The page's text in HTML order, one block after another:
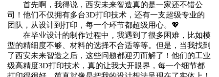
首先啊，我得说，西安未来智造真的是一家还不错公
司！他们不仅拥有多台3D打印技术，还有一支超级专业的
团队，从设计到打印，每一个环节都超级用心。💖
在毕业设计的制作过程中，我遇到了很多困难，比如模
型的精细度不够、材料的选择不合适等等。但是，当我找到
了西安未来智造之后，这些问题都迎刃而解了！他们的工业
级高精度3D打印技术，真的让我大开眼界，每一个细节都